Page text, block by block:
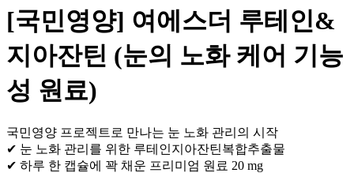
[국민영양] 여에스더 루테인&
지아잔틴 (눈의 노화 케어 기능
성 원료)
국민영양 프로젝트로 만나는 눈 노화 관리의 시작
✔ 눈 노화 관리를 위한 루테인지아잔틴복합추출물
✔ 하루 한 캡슐에 꽉 채운 프리미엄 원료 20 mg